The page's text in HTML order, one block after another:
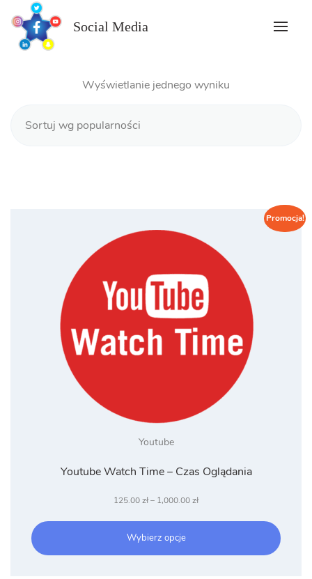
content
Social Media
Wyświetlanie jednego wyniku
Promocja!
Youtube
Youtube Watch Time – Czas Oglądania
125.00zł– 1,000.00złZakres
od
Wybierz opcje